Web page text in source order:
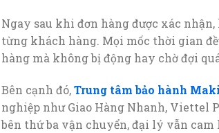
Ngay sau khi đơn hàng được xác
từng khách hàng. Mọi mốc thời gian
hàng mà không bị động hay chờ đợi
Bên cạnh đó,Trung tâm bảo hành
nghiệp như Giao Hàng Nhanh, Viettel
bên thứ ba vận chuyển, đại lý vẫn